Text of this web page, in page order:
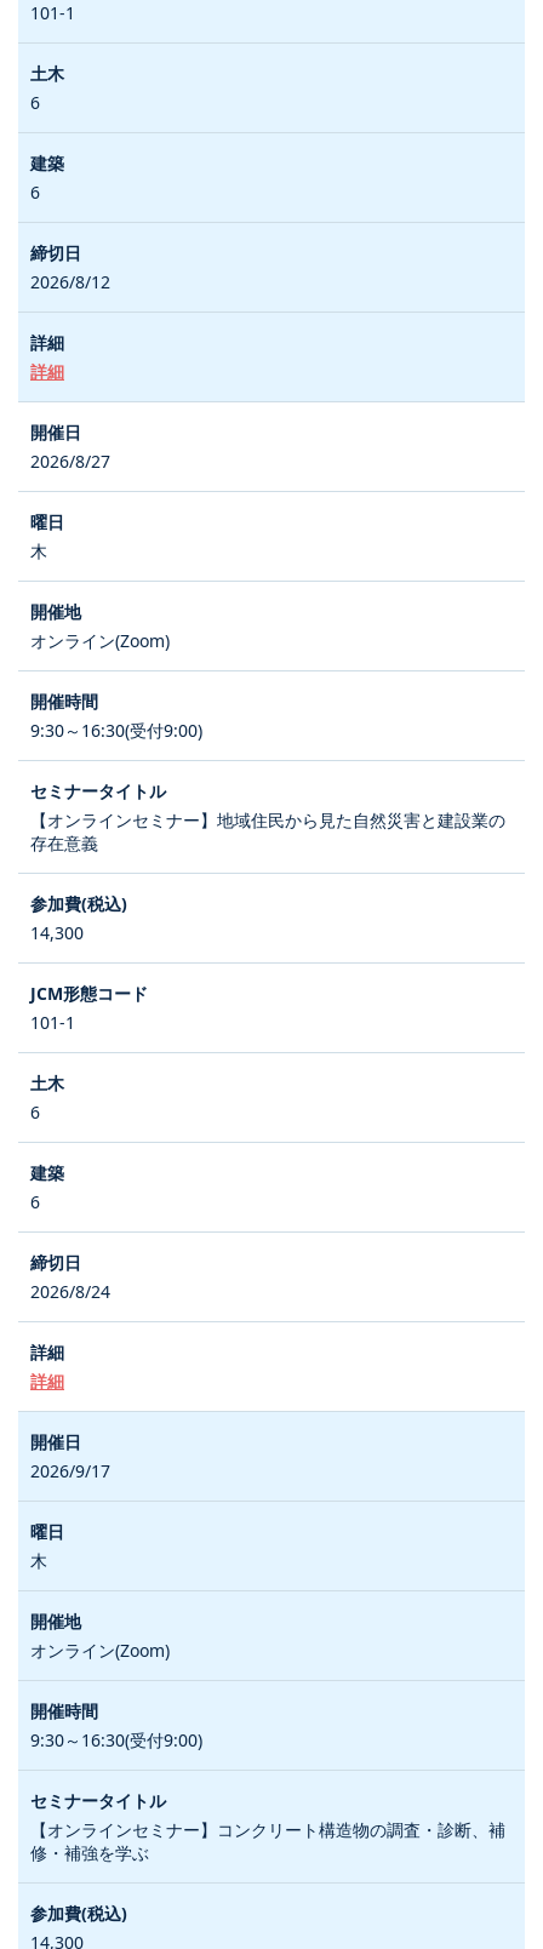
101-1
6
6
2026/8/12
詳細
2026/8/27
木
オンライン(Zoom)
9:30～16:30(受付9:00)
【オンラインセミナー】地域住民から見た自然災害と建設業の
存在意義
14,300
101-1
6
6
2026/8/24
詳細
2026/9/17
木
オンライン(Zoom)
9:30～16:30(受付9:00)
【オンラインセミナー】コンクリート構造物の調査・診断、補
修・補強を学ぶ
14,300